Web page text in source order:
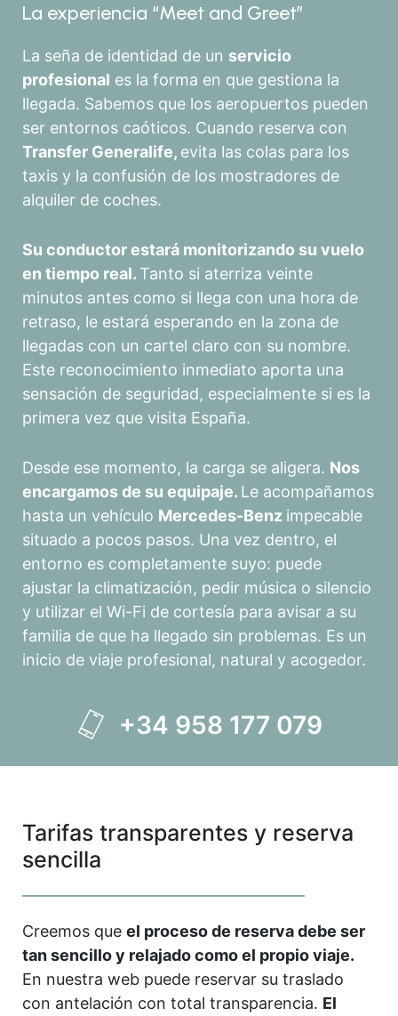
La experiencia “Meet and Greet”
La seña de identidad de un servicio
profesional es la forma en que gestiona la
llegada. Sabemos que los aeropuertos pueden
ser entornos caóticos. Cuando reserva con
Transfer Generalife, evita las colas para los
taxis y la confusión de los mostradores de
alquiler de coches.
Su conductor estará monitorizando su vuelo
en tiempo real. Tanto si aterriza veinte
minutos antes como si llega con una hora de
retraso, le estará esperando en la zona de
llegadas con un cartel claro con su nombre.
Este reconocimiento inmediato aporta una
sensación de seguridad, especialmente si es la
primera vez que visita España.
Desde ese momento, la carga se aligera. Nos
encargamos de su equipaje. Le acompañamos
hasta un vehículo Mercedes-Benz impecable
situado a pocos pasos. Una vez dentro, el
entorno es completamente suyo: puede
ajustar la climatización, pedir música o silencio
y utilizar el Wi-Fi de cortesía para avisar a su
familia de que ha llegado sin problemas. Es un
inicio de viaje profesional, natural y acogedor.
+34 958 177 079
Tarifas transparentes y reserva
sencilla
Creemos que el proceso de reserva debe ser
tan sencillo y relajado como el propio viaje.
En nuestra web puede reservar su traslado
con antelación con total transparencia. El